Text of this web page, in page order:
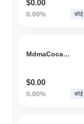
$0.00
0.00%
MdmaCocaineSpeedEcstasyHeroinCrystalMethMushrooms
$0.00
0.00%